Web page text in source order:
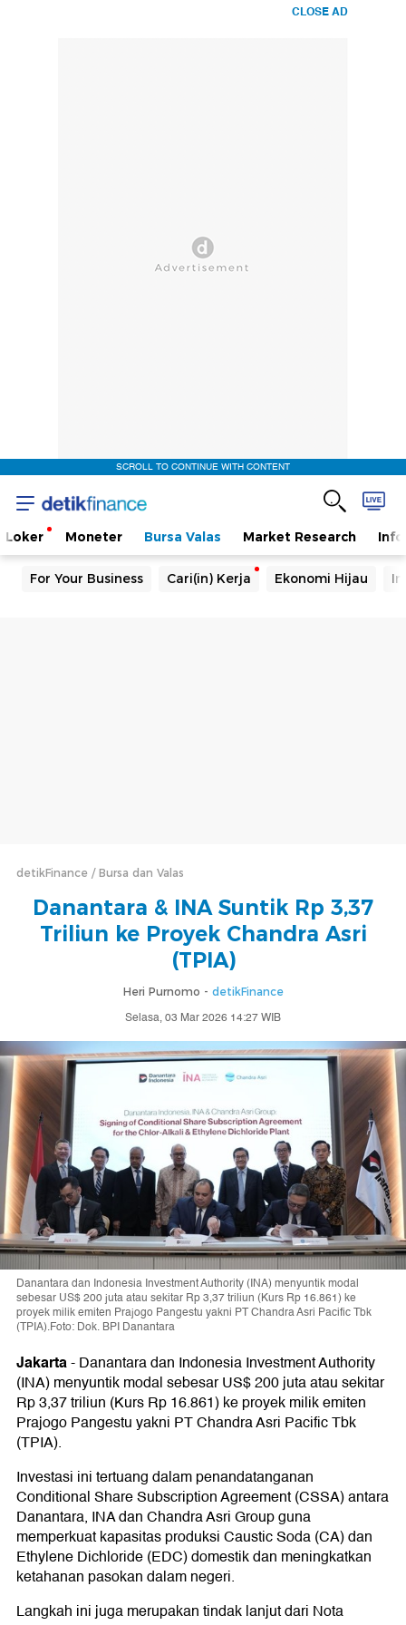
CLOSE AD
SCROLL TO CONTINUE WITH CONTENT
Loker Moneter Bursa Valas Market Research
For Your Business Cari(in) Kerja Ekonomi Hijau
detikFinance Bursa dan Valas
Danantara & INA Suntik Rp 3,37
Triliun ke Proyek Chandra Asri
(TPIA)
Heri Purnomo - detikFinance
Selasa, 03 Mar 2026 14:27 WIB
Danantara dan Indonesia Investment Authority (INA) menyuntik modal
sebesar US$ 200 juta atau sekitar Rp 3,37 triliun (Kurs Rp 16.861) ke
proyek milik emiten Prajogo Pangestu yakni PT Chandra Asri Pacific Tbk
(TPIA).Foto: Dok. BPI Danantara
Jakarta-Danantara dan Indonesia Investment Authority
(INA) menyuntik modal sebesar US$ 200 juta atau sekitar
Rp 3,37 triliun (Kurs Rp 16.861) ke proyek milik emiten
Prajogo Pangestu yakni PT Chandra Asri Pacific Tbk
(TPIA).
Investasi ini tertuang dalam penandatanganan
Conditional Share Subscription Agreement (CSSA) antara
Danantara, INA dan Chandra Asri Group guna
memperkuat kapasitas produksi Caustic Soda (CA) dan
Ethylene Dichloride (EDC) domestik dan meningkatkan
ketahanan pasokan dalam negeri.
Langkah ini juga merupakan tindak lanjut dari Nota